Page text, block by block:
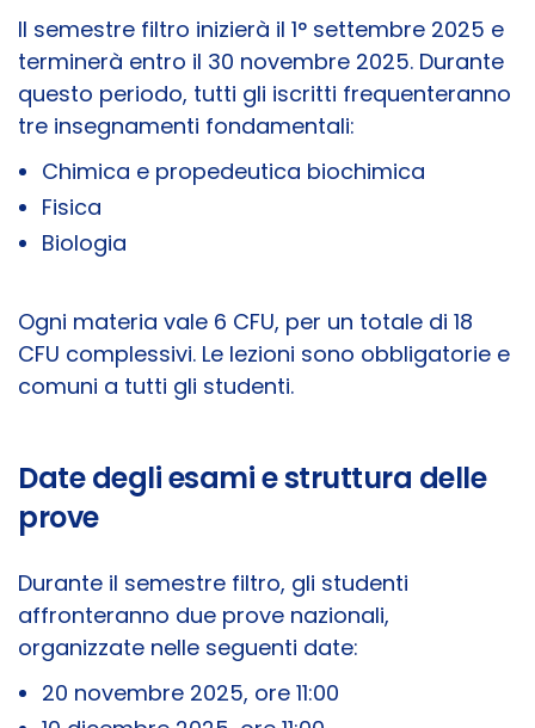
Il semestre filtro inizierà il 1° settembre 2025 e
terminerà entro il 30 novembre 2025. Durante
questo periodo, tutti gli iscritti frequenteranno
tre insegnamenti fondamentali:
Chimica e propedeutica biochimica
Fisica
Biologia
Ogni materia vale 6 CFU, per un totale di 18
CFU complessivi. Le lezioni sono obbligatorie e
comuni a tutti gli studenti.
Date degli esami e struttura delle
prove
Durante il semestre filtro, gli studenti
affronteranno due prove nazionali,
organizzate nelle seguenti date:
20 novembre 2025, ore 11:00